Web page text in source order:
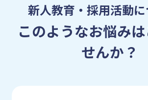
新人教育・採用活動に
このようなお悩み
せんか？